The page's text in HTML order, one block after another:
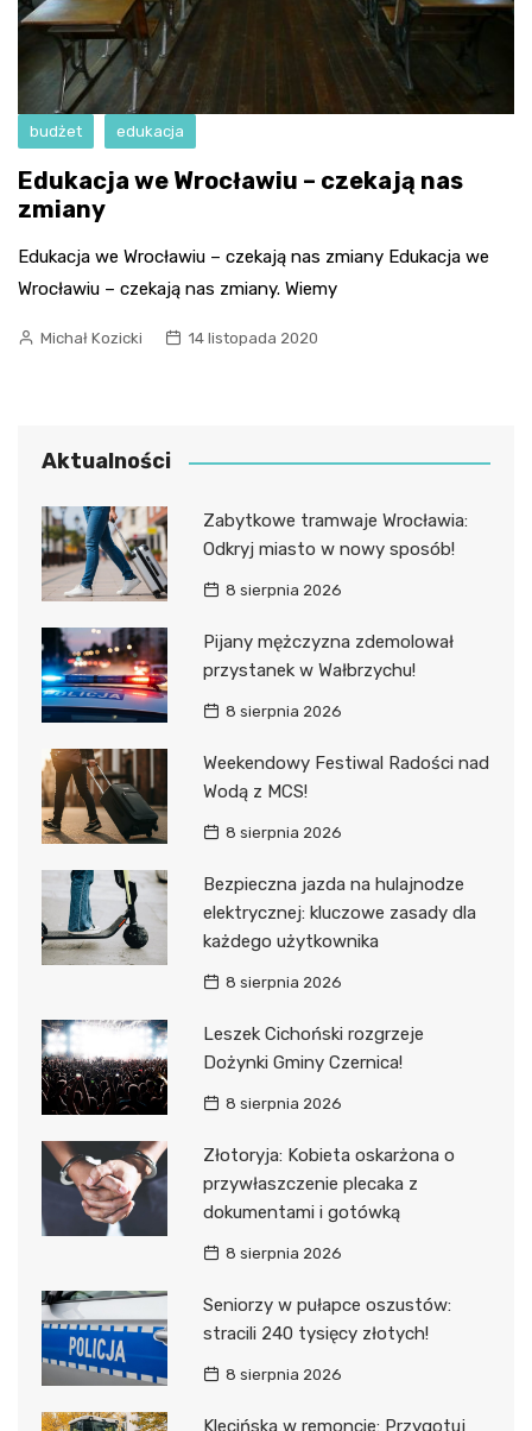
budżet edukacja
Edukacja we Wrocławiu – czekają nas
zmiany
Edukacja we Wrocławiu – czekają nas zmiany Edukacja we
Wrocławiu – czekają nas zmiany. Wiemy
Michał Kozicki 14 listopada 2020
Aktualności
Zabytkowe tramwaje Wrocławia:
Odkryj miasto w nowy sposób!
8 sierpnia 2026
Pijany mężczyzna zdemolował
przystanek w Wałbrzychu!
8 sierpnia 2026
Weekendowy Festiwal Radości nad
Wodą z MCS!
8 sierpnia 2026
Bezpieczna jazda na hulajnodze
elektrycznej: kluczowe zasady dla
każdego użytkownika
8 sierpnia 2026
Leszek Cichoński rozgrzeje
Dożynki Gminy Czernica!
8 sierpnia 2026
Złotoryja: Kobieta oskarżona o
przywłaszczenie plecaka z
dokumentami i gotówką
8 sierpnia 2026
Seniorzy w pułapce oszustów:
stracili 240 tysięcy złotych!
8 sierpnia 2026